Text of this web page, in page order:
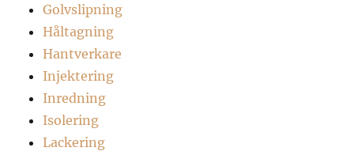
Golvslipning
Håltagning
Hantverkare
Injektering
Inredning
Isolering
Lackering